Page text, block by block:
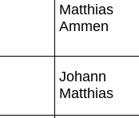
Matthias
Ammen
Johann
Matthias